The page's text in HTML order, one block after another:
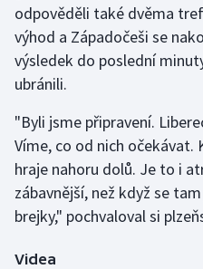
Gymnastika
Házená
Jezdectví
Judo
Krasobruslení
Lezení
odpověděli také dvěma
výhod a Západočeši se
výsledek do poslední
ubránili.
"Byli jsme připravení.
Víme, co od nich očekávat.
hraje nahoru dolů. Je to i
zábavnější, než když se
brejky," pochvaloval si
Videa